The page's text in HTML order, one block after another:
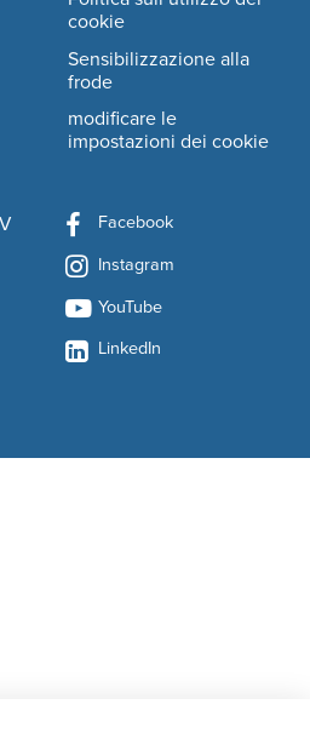
company information
cookie
Sensibilizzazione alla
frode
modificare le
impostazioni dei cookie
Facebook
Instagram
YouTube
LinkedIn